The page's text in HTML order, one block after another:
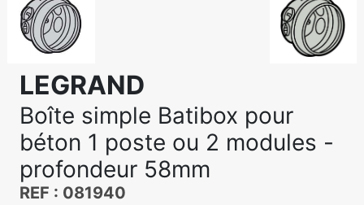
LEGRAND
Boîte simple Batibox pour
béton 1 poste ou 2 modules -
profondeur 58mm
REF : 081940